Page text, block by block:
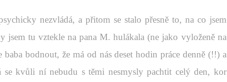
nezvládá, a přitom se stalo přesně to, na co jsem
jsem tu vztekle na pana M. hulákala (ne jako vyloženě na
bodnout, že má od nás deset hodin práce denně (!!) a
kvůli ní nebudu s těmi nesmysly pachtit celý den, kor